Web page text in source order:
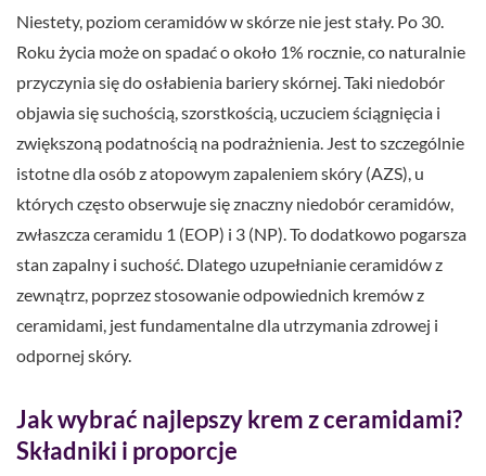
Niestety, poziom ceramidów w skórze nie jest stały. Po 30.
Roku życia może on spadać o około 1% rocznie, co naturalnie
przyczynia się do osłabienia bariery skórnej. Taki niedobór
objawia się suchością, szorstkością, uczuciem ściągnięcia i
zwiększoną podatnością na podrażnienia. Jest to szczególnie
istotne dla osób z atopowym zapaleniem skóry (AZS), u
których często obserwuje się znaczny niedobór ceramidów,
zwłaszcza ceramidu 1 (EOP) i 3 (NP). To dodatkowo pogarsza
stan zapalny i suchość. Dlatego uzupełnianie ceramidów z
zewnątrz, poprzez stosowanie odpowiednich kremów z
ceramidami, jest fundamentalne dla utrzymania zdrowej i
odpornej skóry.
Jak wybrać najlepszy krem z ceramidami?
Składniki i proporcje